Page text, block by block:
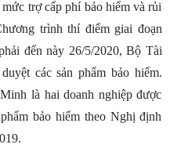
trợ cấp phí bảo hiểm và rủi
trình thí điểm giai đoạn
đến này 26/5/2020, Bộ Tài
các sản phẩm bảo hiểm.
là hai doanh nghiệp được
bảo hiểm theo Nghị định